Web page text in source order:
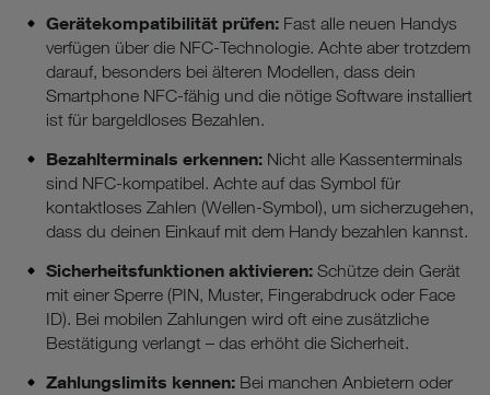
Gerätekompatibilität prüfen: Fast alle neuen Handys
verfügen über die NFC-Technologie. Achte aber trotzdem
darauf, besonders bei älteren Modellen, dass dein
Smartphone NFC-fähig und die nötige Software installiert
ist für bargeldloses Bezahlen.
Bezahlterminals erkennen: Nicht alle Kassenterminals
sind NFC-kompatibel. Achte auf das Symbol für
kontaktloses Zahlen (Wellen-Symbol), um sicherzugehen,
dass du deinen Einkauf mit dem Handy bezahlen kannst.
Sicherheitsfunktionen aktivieren: Schütze dein Gerät
mit einer Sperre (PIN, Muster, Fingerabdruck oder Face
ID). Bei mobilen Zahlungen wird oft eine zusätzliche
Bestätigung verlangt – das erhöht die Sicherheit.
Zahlungslimits kennen: Bei manchen Anbietern oder